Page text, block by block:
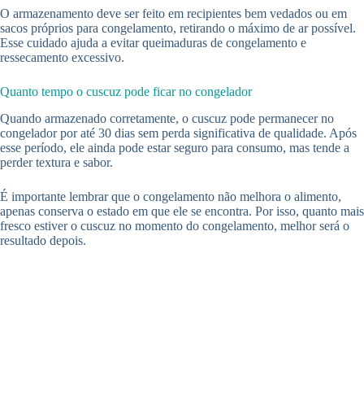
O armazenamento deve ser feito em recipientes bem vedados ou em
sacos próprios para congelamento, retirando o máximo de ar possível.
Esse cuidado ajuda a evitar queimaduras de congelamento e
ressecamento excessivo.
Quanto tempo o cuscuz pode ficar no congelador
Quando armazenado corretamente, o cuscuz pode permanecer no
congelador por até 30 dias sem perda significativa de qualidade. Após
esse período, ele ainda pode estar seguro para consumo, mas tende a
perder textura e sabor.
É importante lembrar que o congelamento não melhora o alimento,
apenas conserva o estado em que ele se encontra. Por isso, quanto mais
fresco estiver o cuscuz no momento do congelamento, melhor será o
resultado depois.